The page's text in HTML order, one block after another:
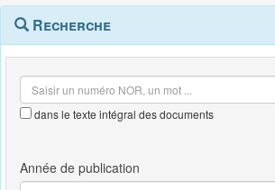
Navigation
outils
Menu
contextuel
Recherche
dans le texte intégral des documents